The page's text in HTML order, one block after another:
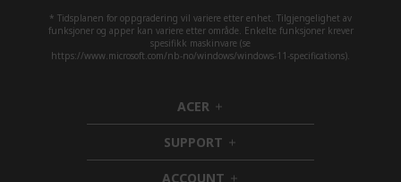
* Tidsplanen for oppgradering vil variere etter enhet. Tilgjengelighet av
funksjoner og apper kan variere etter område. Enkelte funksjoner krever
spesifikk maskinvare (se
https://www.microsoft.com/nb-no/windows/windows-11-specifications).
ACER h
i
d
d
SUPPORT h
i
ACCOUNT